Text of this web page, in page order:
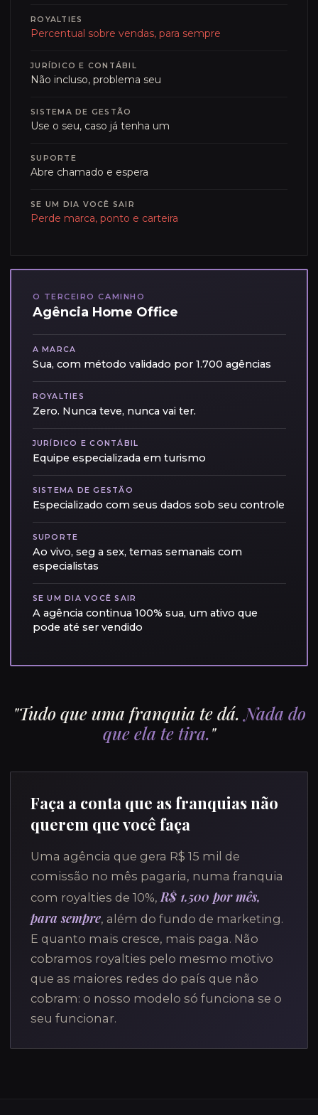
ROYALTIES
Percentual sobre vendas, para sempre
JURÍDICO E CONTÁBIL
Não incluso, problema seu
SISTEMA DE GESTÃO
Use o seu, caso já tenha um
SUPORTE
Abre chamado e espera
SE UM DIA VOCÊ SAIR
Perde marca, ponto e carteira
O TERCEIRO CAMINHO
Agência Home Office
A MARCA
Sua, com método validado por 1.700 agências
ROYALTIES
Zero. Nunca teve, nunca vai ter.
JURÍDICO E CONTÁBIL
Equipe especializada em turismo
SISTEMA DE GESTÃO
Especializado com seus dados sob seu controle
SUPORTE
Ao vivo, seg a sex, temas semanais com
especialistas
SE UM DIA VOCÊ SAIR
A agência continua 100% sua, um ativo que
pode até ser vendido
"Tudo que uma franquia te dá.Nada do
que ela te tira."
Faça a conta que as franquias não
querem que você faça
Uma agência que gera R$ 15 mil de
comissão no mês pagaria, numa franquia
com royalties de 10%,R$ 1.500 por mês,
para sempre, além do fundo de marketing.
E quanto mais cresce, mais paga. Não
cobramos royalties pelo mesmo motivo
que as maiores redes do país que não
cobram: o nosso modelo só funciona se o
seu funcionar.